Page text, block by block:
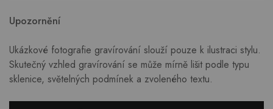
Upozornění
Ukázkové fotografie gravírování slouží pouze k ilustraci stylu.
Skutečný vzhled gravírování se může mírně lišit podle typu
sklenice, světelných podmínek a zvoleného textu.